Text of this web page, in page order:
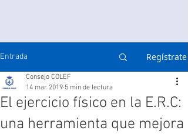
Entrada Regístrate
El ejercicio físico en la E.R.C:
una herramienta que mejora
Consejo COLEF
14 mar 2019 5 min de lectura